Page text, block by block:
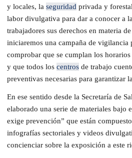
y locales, la seguridad privada y
labor divulgativa para dar a conocer a
trabajadores sus derechos en materia
iniciaremos una campaña de vigilancia
comprobar que se cumplan los
y que todos los centros de trabajo
preventivas necesarias para garantizar
En ese sentido desde la Secretaría de
elaborado una serie de materiales bajo
exige prevención” que están
infografías sectoriales y videos
concienciar sobre la exposición a este